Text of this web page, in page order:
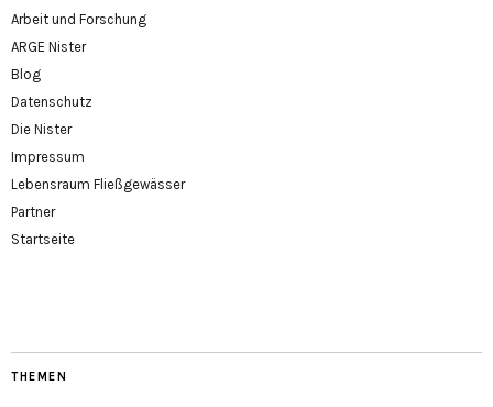
Arbeit und Forschung
ARGE Nister
Blog
Datenschutz
Die Nister
Impressum
Lebensraum Fließgewässer
Partner
Startseite
THEMEN